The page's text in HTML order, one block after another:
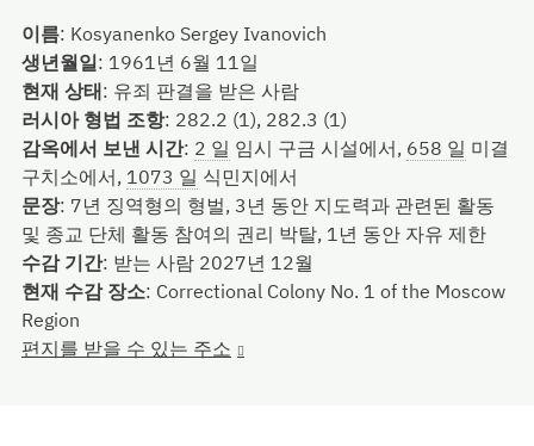
이름: Kosyanenko Sergey Ivanovich
생년월일: 1961년 6월 11일
현재 상태: 유죄 판결을 받은 사람
러시아 형법 조항: 282.2 (1), 282.3 (1)
감옥에서 보낸 시간: 2 일 임시 구금 시설에서, 658 일 미결
구치소에서, 1073 일 식민지에서
문장: 7년 징역형의 형벌, 3년 동안 지도력과 관련된 활동
및 종교 단체 활동 참여의 권리 박탈, 1년 동안 자유 제한
수감 기간: 받는 사람 2027년 12월
현재 수감 장소: Correctional Colony No. 1 of the Moscow
Region
편지를 받을 수 있는 주소